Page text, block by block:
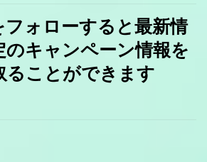
ォローすると最新情
のキャンペーン情報を
ることができます